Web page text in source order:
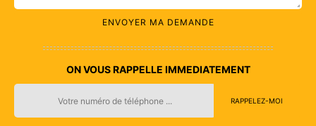
ON VOUS RAPPELLE IMMEDIATEMENT